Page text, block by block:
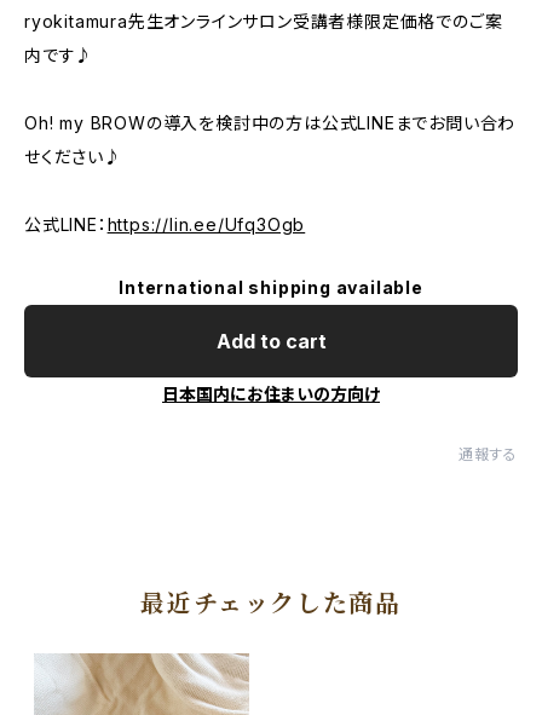
ryokitamura先生オンラインサロン受講者様限定価格でのご案
内です♪
Oh! my BROWの導入を検討中の方は公式LINEまでお問い合わ
せください♪
公式LINE： https://lin.ee/Ufq3Ogb
International shipping available
Add to cart
日本国内にお住まいの方向け
通報する
最近チェックした商品